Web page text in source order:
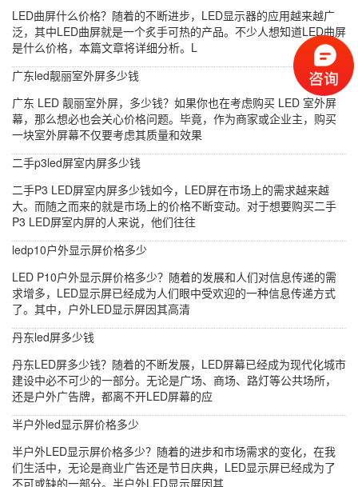
LED曲屏什么价格？随着的不断进步，LED显示器的应用越来越广
泛，其中LED曲屏就是一个炙手可热的产品。不少人想知道LED曲屏
是什么价格，本篇文章将详细分析。L
广东led靓丽室外屏多少钱
广东 LED 靓丽室外屏，多少钱？如果你也在考虑购买 LED 室外屏
幕，那么想必也会关心价格问题。毕竟，作为商家或企业主，购买
一块室外屏幕不仅要考虑其质量和效果
二手p3led屏室内屏多少钱
二手P3 LED屏室内屏多少钱如今，LED屏在市场上的需求越来越
大。而随之而来的就是市场上的价格不断变动。对于想要购买二手
P3 LED屏室内屏的人来说，他们往往
ledp10户外显示屏价格多少
LED P10户外显示屏价格多少？随着的发展和人们对信息传递的需
求增多，LED显示屏已经成为人们眼中受欢迎的一种信息传递方式
了。其中，户外LED显示屏因其高清
丹东led屏多少钱
丹东LED屏多少钱？随着的不断发展，LED屏幕已经成为现代化城市
建设中必不可少的一部分。无论是广场、商场、路灯等公共场所，
还是户外广告牌，都离不开LED屏幕的应
半户外led显示屏价格多少
半户外LED显示屏价格多少？随着的进步和市场需求的变化，在我
们生活中，无论是商业广告还是节日庆典，LED显示屏已经成为了
不可或缺的一部分。半户外LED显示屏因其